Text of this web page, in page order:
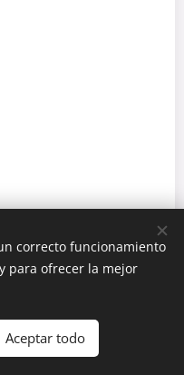
Canarias / Spain.
Cookies
correcto funcionamiento
para ofrecer la mejor
Aceptar todo